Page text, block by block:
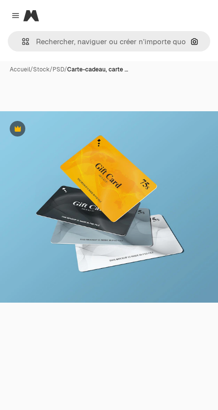
Close menu
Magnific
Accueil/Stock/PSD/Carte-cadeau, carte …
Premium